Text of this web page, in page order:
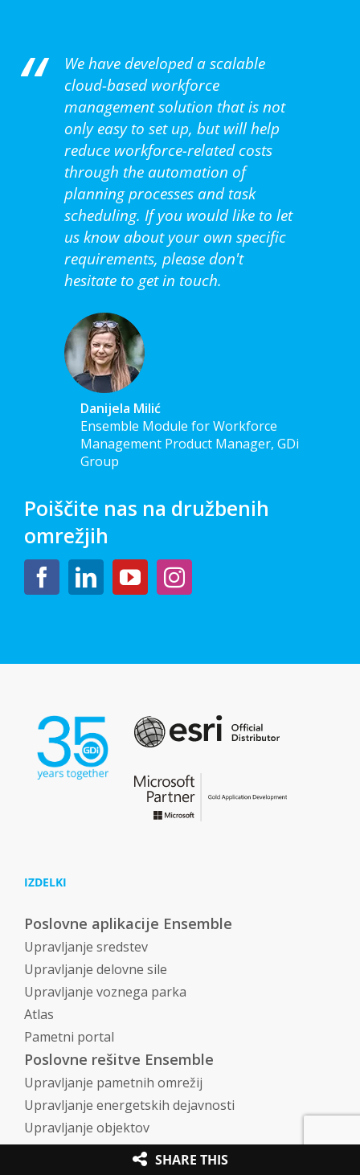
We have developed a scalable
cloud-based workforce
management solution that is not
only easy to set up, but will help
reduce workforce-related costs
through the automation of
planning processes and task
scheduling. If you would like to let
us know about your own specific
requirements, please don't
hesitate to get in touch.
Danijela Milić
Ensemble Module for Workforce
Management Product Manager, GDi
Group
Poiščite nas na družbenih
omrežjih
IZDELKI
Poslovne aplikacije Ensemble
Upravljanje sredstev
Upravljanje delovne sile
Upravljanje voznega parka
Atlas
Pametni portal
Poslovne rešitve Ensemble
Upravljanje pametnih omrežij
Upravljanje energetskih dejavnosti
Upravljanje objektov
Upravljanje terenskih dejavnosti
SHARE THIS